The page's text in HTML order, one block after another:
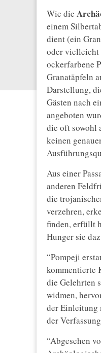
Wie die
einem
dient (ein
oder vielleicht
ockerfarbene
Granatäpfeln
Darstellung,
Gästen nach
angeboten
die oft sowohl
keinen
Aus einer
anderen
die
verzehren,
finden, erfüllt
Hunger sie
“Pompeji
kommentierte
die Gelehrten
widmen,
der Einleitung
der
“Abgesehen